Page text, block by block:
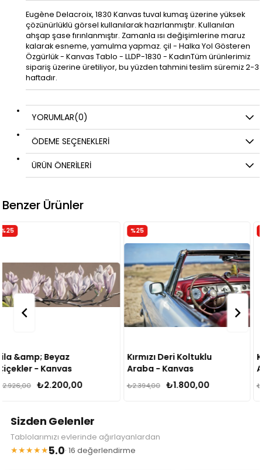
Eugène Delacroix, 1830 Kanvas tuval kumaş üzerine yüksek
çözünürlüklü görsel kullanılarak hazırlanmıştır. Kullanılan
ahşap şase fırınlanmıştır. Zamanla ısı değişimlerine maruz
kalarak esneme, yamulma yapmaz. çil - Halka Yol Gösteren
Özgürlük - Kanvas Tablo - LLDP-1830 - KadınTüm ürünlerimiz
sipariş üzerine üretiliyor, bu yüzden tahmini teslim süremiz 2-3
haftadır.
YORUMLAR(0)
ÖDEME SEÇENEKLERI
ÜRÜN ÖNERILERI
Benzer Ürünler
Kırmızı Deri Koltuklu
Araba - Kanvas
₺1.800,00
₺2.394,00
Kırmızı Beyaz Klasik
Araba - Kanvas
Tablo
₺1.800,00
₺2.394,00
Sizden Gelenler
Tablolarımızı evlerinde ağırlayanlardan
★★★★★5.0· 16 değerlendirme